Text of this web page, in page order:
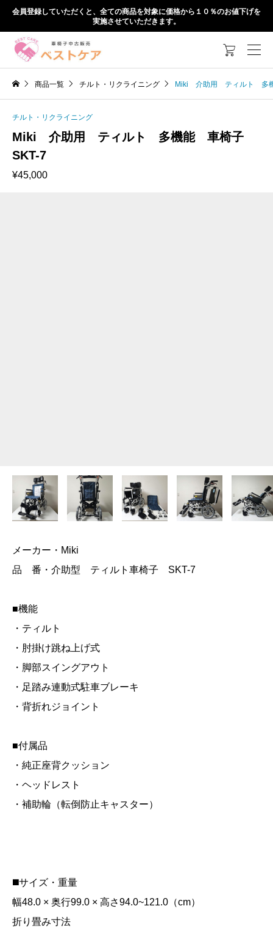
会員登録していただくと、全ての商品を対象に価格から１０％のお値下げを
実施させていただきます。

商品一覧 チルト・リクライニング Miki 介助用 ティルト 多
チルト・リクライニング
Miki 介助用 ティルト 多機能 車椅子
SKT-7
¥45,000
メーカー・Miki
品 番・介助型 ティルト車椅子 SKT-7
■機能
・ティルト
・肘掛け跳ね上げ式
・脚部スイングアウト
・足踏み連動式駐車ブレーキ
・背折れジョイント
■付属品
・純正座背クッション
・ヘッドレスト
・補助輪（転倒防止キャスター）
◼️サイズ・重量
幅48.0 × 奥行99.0 × 高さ94.0~121.0（cm）
折り畳み寸法